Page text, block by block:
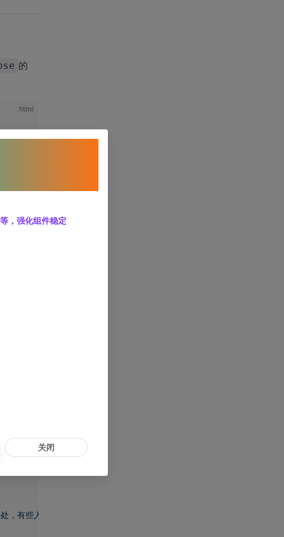
，强化组件稳定
关闭
的
html
的东西便会扑面而来"
有些人认为这块大理石采凿得不好，有些人嫌它的纹路不够美"